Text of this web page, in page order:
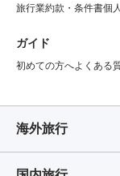
旅行業約款・条件書個
ガイド
初めての方へよくある
海外旅行